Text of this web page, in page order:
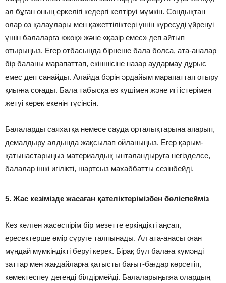
ал бұған оның еркелігі кедергі келтіруі мүмкін. Сондықтан
олар өз қалаулары мен қажеттіліктері үшін күресуді үйренуі
үшін балаларға «жоқ» және «қазір емес» деп айтып
отырыңыз. Егер отбасында бірнеше бала болса, ата-аналар
бір баланы марапаттап, екіншісіне назар аудармау дұрыс
емес деп санайды. Алайда бәрін әрдайым марапаттап отыру
қиынға соғады. Бала табысқа өз күшімен және игі істерімен
жетуі керек екенін түсінсін.
Балаларды саяхатқа немесе сауда орталықтарына апарып,
демалдыру алдында жақсылап ойланыңыз. Егер қарым-
қатынастарыңыз материалдық ынталандыруға негізделсе,
балалар ішкі игілікті, шартсыз махаббатты сезінбейді.
5. Жас кезімізде жасаған қателіктерімізбен бөліспейміз
Кез келген жасөспірім бір мезетте еркіндікті аңсап,
ересектерше өмір сүруге талпынады. Ал ата-анасы оған
мұндай мүмкіндікті беруі керек. Бірақ бұл балаға күмәнді
заттар мен жағдайларға қатысты бағыт-бағдар көрсетіп,
көмектеспеу дегенді білдірмейді. Балаларыңызға олардың